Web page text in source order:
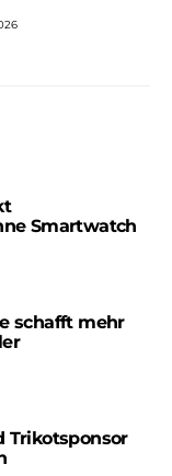
Smartwatch
schafft mehr
Trikotsponsor